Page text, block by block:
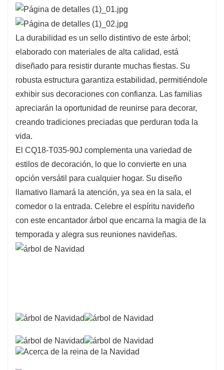
La durabilidad es un sello distintivo de este árbol;
elaborado con materiales de alta calidad, está
diseñado para resistir durante muchas fiestas. Su
robusta estructura garantiza estabilidad, permitiéndole
exhibir sus decoraciones con confianza. Las familias
apreciarán la oportunidad de reunirse para decorar,
creando tradiciones preciadas que perduran toda la
vida.
El CQ18-T035-90J complementa una variedad de
estilos de decoración, lo que lo convierte en una
opción versátil para cualquier hogar. Su diseño
llamativo llamará la atención, ya sea en la sala, el
comedor o la entrada. Celebre el espíritu navideño
con este encantador árbol que encarna la magia de la
temporada y alegra sus reuniones navideñas.